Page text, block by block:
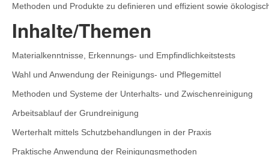
Methoden und Produkte zu definieren und effizient sowie
Inhalte/Themen
Materialkenntnisse, Erkennungs- und Empfindlichkeitstests
Wahl und Anwendung der Reinigungs- und Pflegemittel
Methoden und Systeme der Unterhalts- und Zwischenreinigung
Arbeitsablauf der Grundreinigung
Werterhalt mittels Schutzbehandlungen in der Praxis
Praktische Anwendung der Reinigungsmethoden